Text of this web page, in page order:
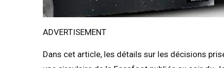
ADVERTISEMENT
Dans cet article, les détails sur les décisions